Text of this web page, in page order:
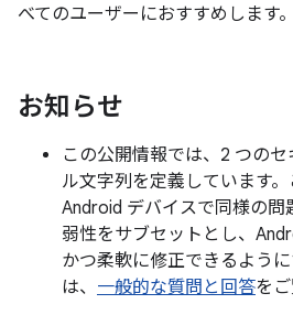
べてのユーザーにおすすめします。
お知らせ
この公開情報では、2 つの
ル文字列を定義しています
Android デバイスで同様の問
弱性をサブセットとし、
かつ柔軟に修正できるよう
は、 一般的な質問と回答をご